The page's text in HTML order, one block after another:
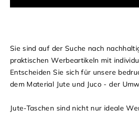
Sie sind auf der Suche nach
praktischen Werbeartikeln mit
Entscheiden Sie sich für unsere
dem Material Jute und Juco - der
Jute-Taschen sind nicht nur ideale